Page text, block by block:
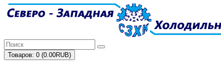
Товаров: 0 (0.00RUB)